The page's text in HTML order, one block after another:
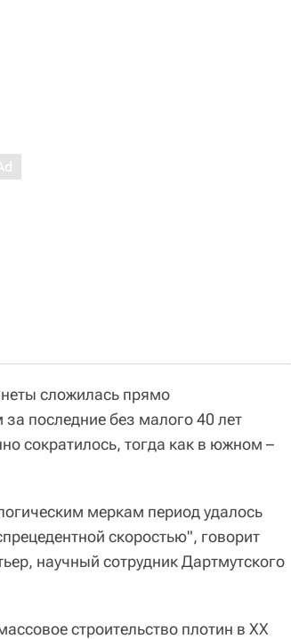
сложилась прямо
последние без малого 40 лет
сократилось, тогда как в южном –
меркам период удалось
скоростью", говорит
научный сотрудник Дартмутского
строительство плотин в XX